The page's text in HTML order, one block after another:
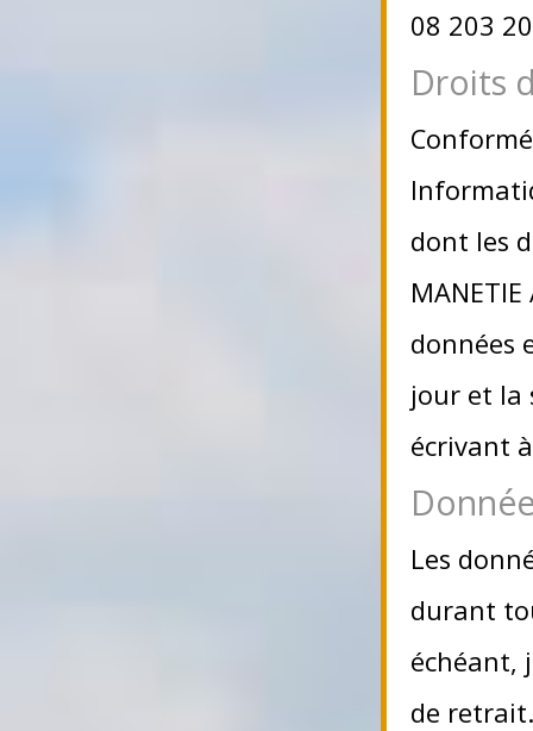
08 203
Droits
dont les
données
jour et la
écrivant
Les
durant
échéant,
de